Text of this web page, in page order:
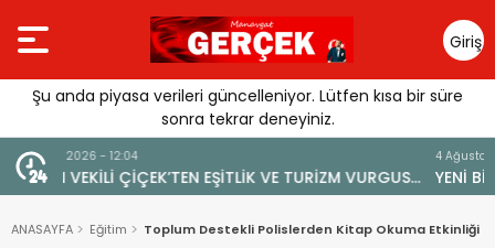
Giriş
Yap
Şu anda piyasa verileri güncelleniyor. Lütfen kısa bir süre
sonra tekrar deneyiniz.
4 Ağustos 2026 - 19:47
YENİ BİR DİN: SOSYAL MEDYA
ANASAYFA Eğitim Toplum Destekli Polislerden Kitap Okuma Etkinliği